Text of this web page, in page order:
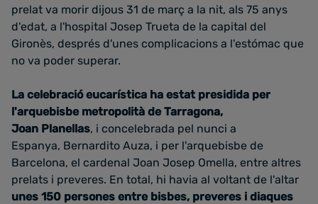
prelat va morir dijous 31 de març a la nit, als 75 anys
d'edat, a l'hospital Josep Trueta de la capital del
Gironès, després d'unes complicacions a l'estómac que
no va poder superar.
La celebració eucarística ha estat presidida per
l'arquebisbe metropolità de Tarragona,
Joan Planellas, i concelebrada pel nunci a
Espanya, Bernardito Auza, i per l'arquebisbe de
Barcelona, el cardenal Joan Josep Omella, entre altres
prelats i preveres. En total, hi havia al voltant de l'altar
unes 150 persones entre bisbes, preveres i diaques